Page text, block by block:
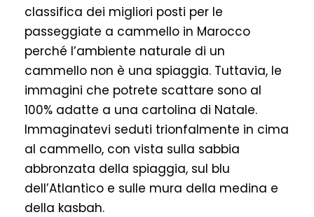
classifica dei migliori posti per le
passeggiate a cammello in Marocco
perché l’ambiente naturale di un
cammello non è una spiaggia. Tuttavia, le
immagini che potrete scattare sono al
100% adatte a una cartolina di Natale.
Immaginatevi seduti trionfalmente in cima
al cammello, con vista sulla sabbia
abbronzata della spiaggia, sul blu
dell’Atlantico e sulle mura della medina e
della kasbah.